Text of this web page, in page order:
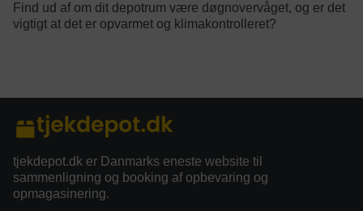
Find ud af om dit depotrum være døgnovervåget, og er det
vigtigt at det er opvarmet og klimakontrolleret?
tjekdepot.dk er Danmarks eneste website til
sammenligning og booking af opbevaring og
opmagasinering.